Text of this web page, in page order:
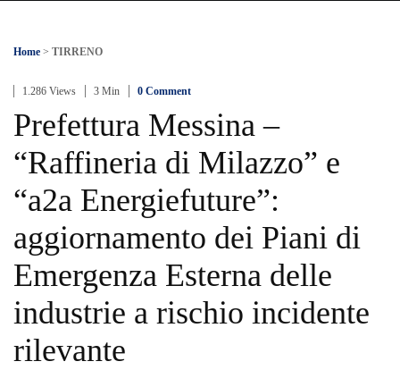
Home > TIRRENO
1.286 Views 3 Min 0 Comment
Prefettura Messina –
“Raffineria di Milazzo” e
“a2a Energiefuture”:
aggiornamento dei Piani di
Emergenza Esterna delle
industrie a rischio incidente
rilevante